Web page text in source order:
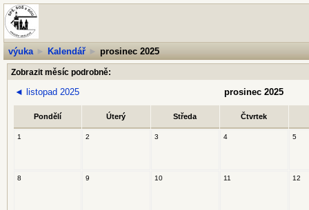
výuka ► Kalendář ► prosinec 2025
Zobrazit měsíc podrobně:
◄ listopad 2025 prosinec 2025
Pondělí Úterý Středa Čtvrtek
1 2 3 4 5
8 9 10 11 12